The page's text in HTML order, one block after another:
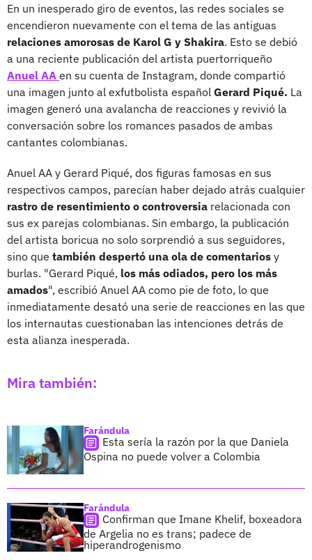
En un inesperado giro de eventos, las redes sociales se
encendieron nuevamente con el tema de las antiguas
relaciones amorosas de Karol G y Shakira. Esto se debió
a una reciente publicación del artista puertorriqueño
Anuel AA en su cuenta de Instagram, donde compartió
una imagen junto al exfutbolista español Gerard Piqué. La
imagen generó una avalancha de reacciones y revivió la
conversación sobre los romances pasados de ambas
cantantes colombianas.
Anuel AA y Gerard Piqué, dos figuras famosas en sus
respectivos campos, parecían haber dejado atrás cualquier
rastro de resentimiento o controversia relacionada con
sus ex parejas colombianas. Sin embargo, la publicación
del artista boricua no solo sorprendió a sus seguidores,
sino que también despertó una ola de comentarios y
burlas. "Gerard Piqué, los más odiados, pero los más
amados", escribió Anuel AA como pie de foto, lo que
inmediatamente desató una serie de reacciones en las que
los internautas cuestionaban las intenciones detrás de
esta alianza inesperada.
Mira también:
Farándula
Esta sería la razón por la que Daniela
Ospina no puede volver a Colombia
Farándula
Confirman que Imane Khelif, boxeadora
de Argelia no es trans; padece de
hiperandrogenismo